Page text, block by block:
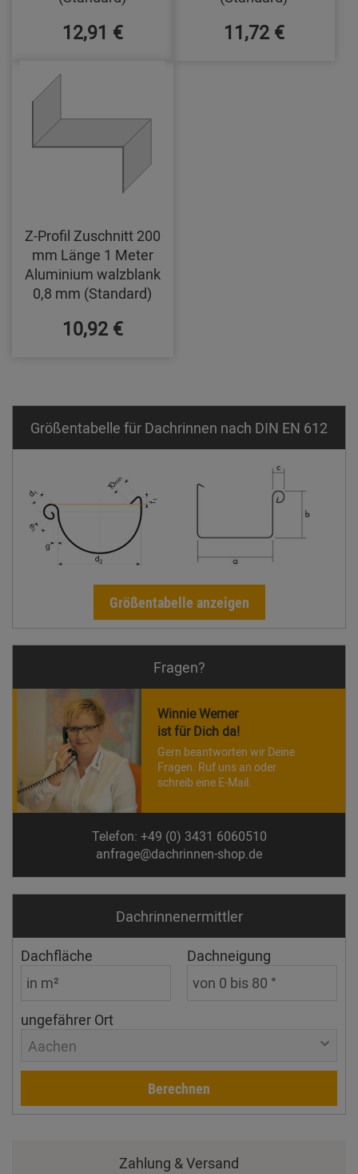
12,91 € 11,72 €
Z-Profil Zuschnitt 200
mm Länge 1 Meter
Aluminium walzblank
0,8 mm (Standard)
10,92 €
Größentabelle für Dachrinnen nach DIN EN 612
Größentabelle anzeigen
Fragen?
Winnie Werner
ist für Dich da!
Gern beantworten wir Deine
Fragen. Ruf uns an oder
schreib eine E-Mail.
Telefon: +49 (0) 3431 6060510
anfrage@dachrinnen-shop.de
Dachrinnen­ermittler
Dachfläche Dachneigung
ungefährer Ort
Aachen
Berechnen
Zahlung & Versand